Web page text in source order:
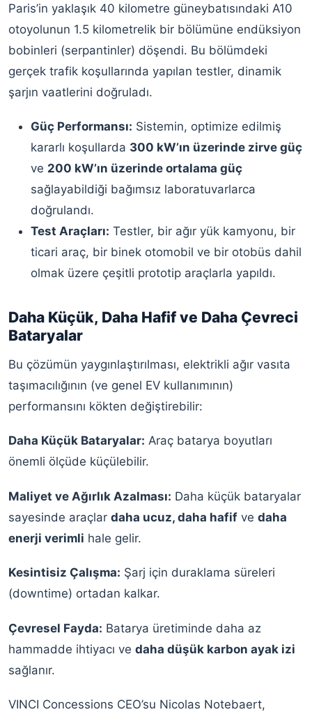
Paris’in yaklaşık 40 kilometre güneybatısındaki A10
otoyolunun 1.5 kilometrelik bir bölümüne endüksiyon
bobinleri (serpantinler) döşendi. Bu bölümdeki
gerçek trafik koşullarında yapılan testler, dinamik
şarjın vaatlerini doğruladı.
Güç Performansı: Sistemin, optimize edilmiş
kararlı koşullarda 300 kW’ın üzerinde zirve güç
ve 200 kW’ın üzerinde ortalama güç
sağlayabildiği bağımsız laboratuvarlarca
doğrulandı.
Test Araçları: Testler, bir ağır yük kamyonu, bir
ticari araç, bir binek otomobil ve bir otobüs dahil
olmak üzere çeşitli prototip araçlarla yapıldı.
Daha Küçük, Daha Hafif ve Daha Çevreci
Bataryalar
Bu çözümün yaygınlaştırılması, elektrikli ağır vasıta
taşımacılığının (ve genel EV kullanımının)
performansını kökten değiştirebilir:
Daha Küçük Bataryalar: Araç batarya boyutları
önemli ölçüde küçülebilir.
Maliyet ve Ağırlık Azalması: Daha küçük bataryalar
sayesinde araçlar daha ucuz, daha hafif ve daha
enerji verimli hale gelir.
Kesintisiz Çalışma: Şarj için duraklama süreleri
(downtime) ortadan kalkar.
Çevresel Fayda: Batarya üretiminde daha az
hammadde ihtiyacı ve daha düşük karbon ayak izi
sağlanır.
VINCI Concessions CEO’su Nicolas Notebaert,